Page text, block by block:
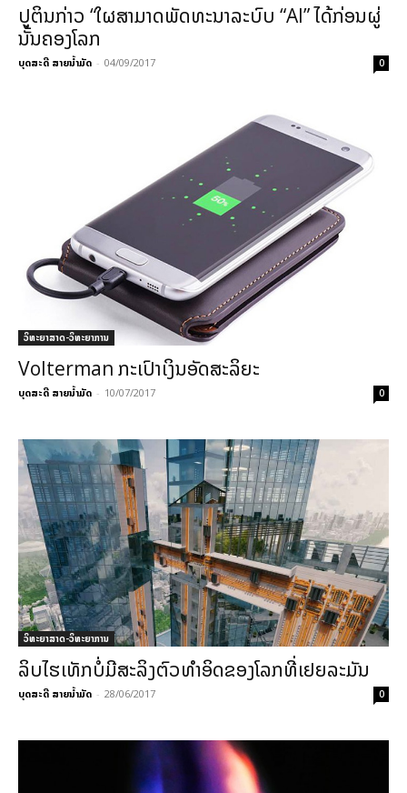
ປູຕິນກ່າວ “ໃຜສາມາດພັດທະນາລະບົບ “AI” ໄດ້ກ່ອນຜູ່
ນັ້ນຄອງໂລກ
ບຸດສະດີ ສາຍນ້ຳມັດ - 04/09/2017 0
ວິທະຍາສາດ-ວິທະຍາການ
Volterman ກະເປົາເງິນອັດສະລິຍະ
ບຸດສະດີ ສາຍນ້ຳມັດ - 10/07/2017 0
ວິທະຍາສາດ-ວິທະຍາການ
ລິບໄຮເທັກບໍ່ມີສະລິງຕົວທຳອິດຂອງໂລກທີ່ເຢຍລະມັນ
ບຸດສະດີ ສາຍນ້ຳມັດ - 28/06/2017 0